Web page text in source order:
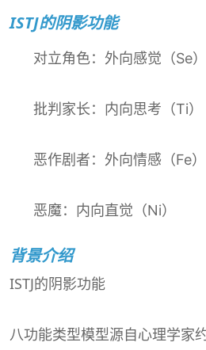
ISTJ的阴影功能
对立角色：外向感觉（Se）
批判家长：内向思考（Ti）
恶作剧者：外向情感（Fe）
恶魔：内向直觉（Ni）
背景介绍
ISTJ的阴影功能
八功能类型模型源自心理学家